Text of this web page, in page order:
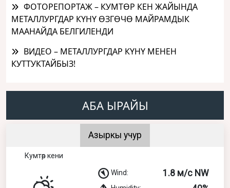
ФОТОРЕПОРТАЖ – КУМТӨР КЕН ЖАЙЫНДА
МЕТАЛЛУРГДАР КҮНҮ ӨЗГӨЧӨ МАЙРАМДЫК
МААНАЙДА БЕЛГИЛЕНДИ
ВИДЕО – МЕТАЛЛУРГДАР КҮНҮ МЕНЕН
КУТТУКТАЙБЫЗ!
АБА ЫРАЙЫ
Азыркы учур
Кумтөр кени
Wind: 1.8 м/с NW